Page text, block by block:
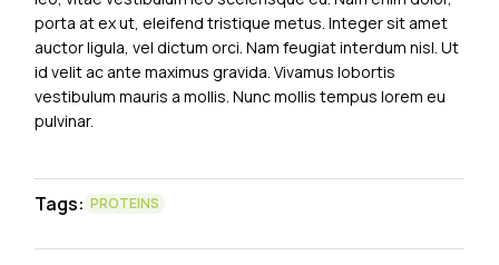
porta at ex ut, eleifend tristique metus. Integer sit amet
auctor ligula, vel dictum orci. Nam feugiat interdum nisl. Ut
id velit ac ante maximus gravida. Vivamus lobortis
vestibulum mauris a mollis. Nunc mollis tempus lorem eu
pulvinar.
Tags: PROTEINS